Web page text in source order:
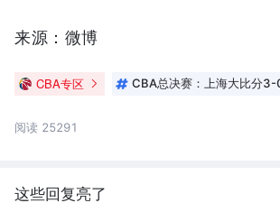
来源：微博
CBA专区 CBA总决赛：上海大比分3-
阅读 25291
这些回复亮了